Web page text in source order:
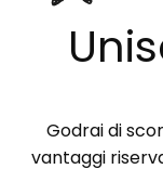
Godrai di
vantaggi